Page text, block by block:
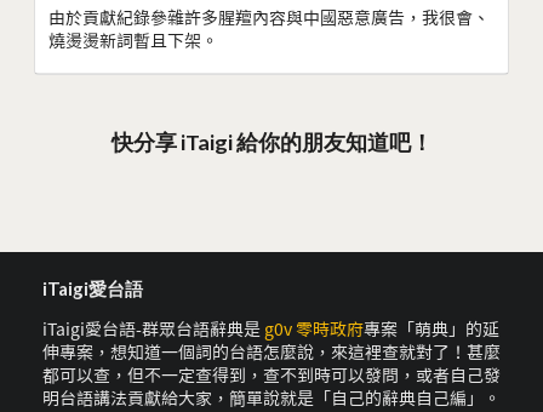
由於貢獻紀錄參雜許多腥羶內容與中國惡意廣告，我很會、
燒燙燙新詞暫且下架。
快分享 iTaigi 給你的朋友知道吧！
iTaigi愛台語
iTaigi愛台語-群眾台語辭典是 g0v 零時政府專案「萌典」的延
伸專案，想知道一個詞的台語怎麼說，來這裡查就對了！甚麼
都可以查，但不一定查得到，查不到時可以發問，或者自己發
明台語講法貢獻給大家，簡單說就是「自己的辭典自己編」。